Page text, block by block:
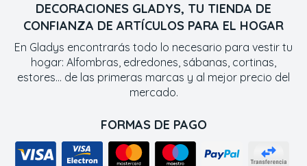
DECORACIONES GLADYS, TU TIENDA DE
CONFIANZA DE ARTÍCULOS PARA EL HOGAR
En Gladys encontrarás todo lo necesario para vestir tu
hogar: Alfombras, edredones, sábanas, cortinas,
estores... de las primeras marcas y al mejor precio del
mercado.
FORMAS DE PAGO